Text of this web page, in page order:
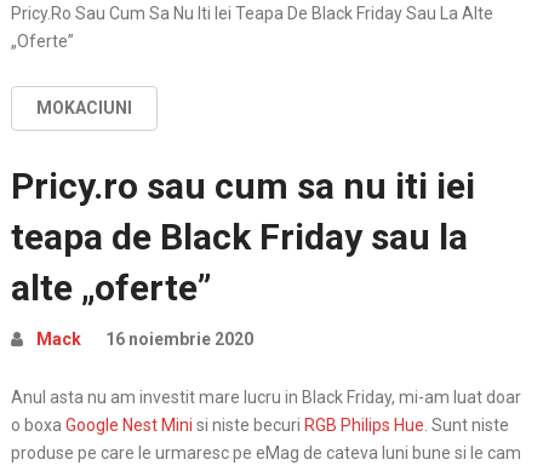
Pricy.ro Sau Cum Sa Nu Iti Iei Teapa De Black Friday Sau La Alte
„oferte”
MOKACIUNI
Pricy.ro sau cum sa nu iti iei
teapa de Black Friday sau la
alte „oferte”
Mack 16 noiembrie 2020
Anul asta nu am investit mare lucru in Black Friday, mi-am luat doar
o boxa Google Nest Mini si niste becuri RGB Philips Hue . Sunt niste
produse pe care le urmaresc pe eMag de cateva luni bune si le cam